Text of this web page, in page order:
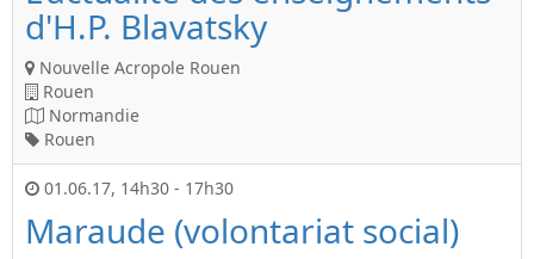
d'H.P. Blavatsky
Nouvelle Acropole Rouen
Rouen
Normandie
Rouen
01.06.17, 14h30 - 17h30
Maraude (volontariat social)